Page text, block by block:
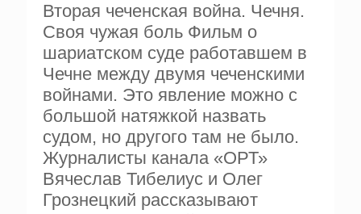
Вторая чеченская война. Чечня.
Своя чужая боль Фильм о
шариатском суде работавшем в
Чечне между двумя чеченскими
войнами. Это явление можно с
большой натяжкой назвать
судом, но другого там не было.
Журналисты канала «ОРТ»
Вячеслав Тибелиус и Олег
Грознецкий рассказывают